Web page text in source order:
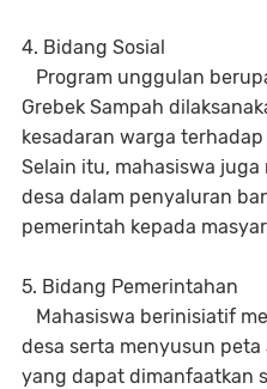
4. Bidang Sosial
Program unggulan
Grebek Sampah
kesadaran warga
Selain itu, mahasiswa
desa dalam penyaluran
pemerintah kepada
5. Bidang Pemerintahan
Mahasiswa berinisiatif
desa serta menyusun
yang dapat dimanfaatkan